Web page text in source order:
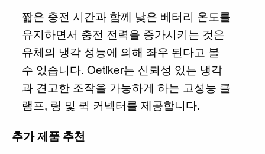
짧은 충전 시간과 함께 낮은 베터리 온도를
유지하면서 충전 전력을 증가시키는 것은
유체의 냉각 성능에 의해 좌우 된다고 볼
수 있습니다. Oetiker는 신뢰성 있는 냉각
과 견고한 조작을 가능하게 하는 고성능 클
램프, 링 및 퀵 커넥터를 제공합니다.
추가 제품 추천